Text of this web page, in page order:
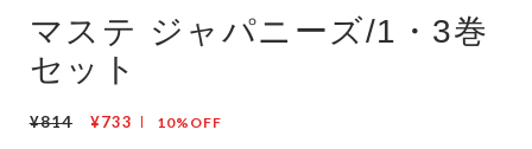
マステ ジャパニーズ/1・3巻
セット
¥814 ¥733 10%OFF